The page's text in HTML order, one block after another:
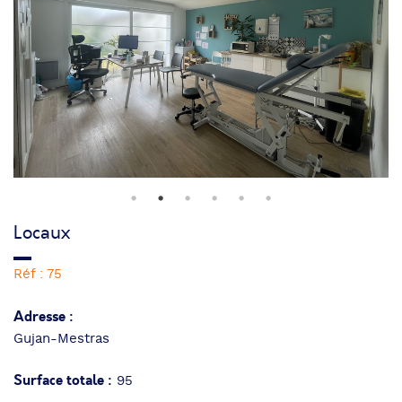
Locaux
Réf : 75
Adresse :
Gujan-Mestras
Surface totale : 95